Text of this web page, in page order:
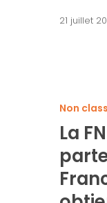
21 juillet
Non
La